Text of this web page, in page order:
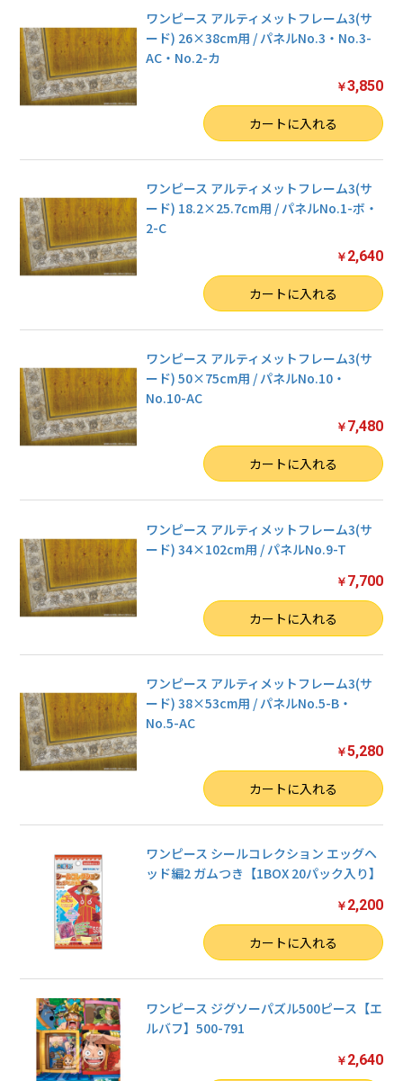
ワンピース アルティメットフレーム3(サ
ード) 26×38cm用 / パネルNo.3・No.3-
AC・No.2-カ
￥3,850
カートに入れる
ワンピース アルティメットフレーム3(サ
ード) 18.2×25.7cm用 / パネルNo.1-ボ・
2-C
￥ 2,640
カートに入れる
ワンピース アルティメットフレーム3(サ
ード) 50×75cm用 / パネルNo.10・
No.10-AC
￥ 7,480
カートに入れる
ワンピース アルティメットフレーム3(サ
ード) 34×102cm用 / パネルNo.9-T
￥ 7,700
カートに入れる
ワンピース アルティメットフレーム3(サ
ード) 38×53cm用 / パネルNo.5-B・
No.5-AC
￥5,280
カートに入れる
ワンピース シールコレクション エッグヘ
ッド編2 ガムつき【1BOX 20パック入り】
￥ 2,200
カートに入れる
ワンピース ジグソーパズル500ピース【エ
ルバフ】500-791
￥ 2,640